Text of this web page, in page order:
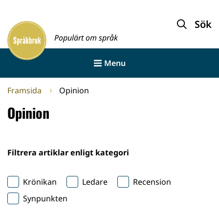
innehållet
Framsida
Populärt om språk
Sök
Menu
Framsida Opinion
Opinion
Filtrera artiklar enligt kategori
Krönikan Ledare
Recension
Synpunkten